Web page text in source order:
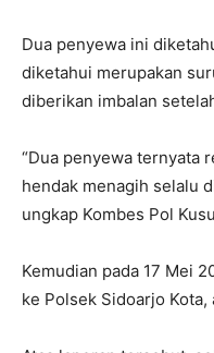
Dua penyewa ini
diketahui merupakan
diberikan imbalan
“Dua penyewa ternyata
hendak menagih selalu
ungkap Kombes Pol
Kemudian pada 17 Mei
ke Polsek Sidoarjo